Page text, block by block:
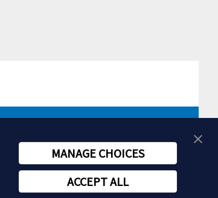
MANAGE CHOICES
ACCEPT ALL